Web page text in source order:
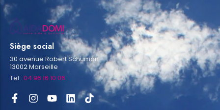
Siège social
30 avenue Robert Schuman
13002 Marseille
Tel : 04 96 16 10 06